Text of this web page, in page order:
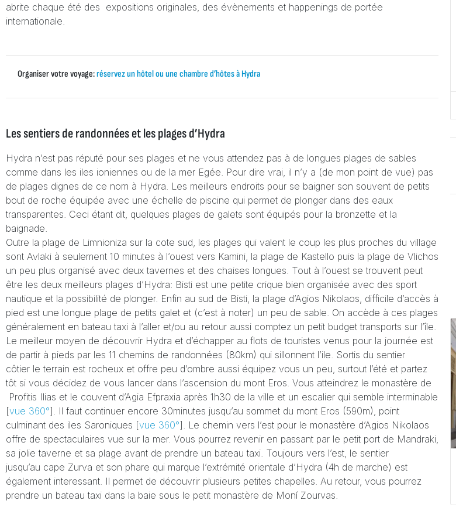
abrite chaque été des expositions originales, des évènements et happenings de portée
internationale.
Organiser votre voyage:réservez un hôtel ou une chambre d’hôtes à Hydra
Les sentiers de randonnées et les plages d’Hydra
Hydra n’est pas réputé pour ses plages et ne vous attendez pas à de longues plages de sables
comme dans les iles ioniennes ou de la mer Egée. Pour dire vrai, il n’y a (de mon point de vue) pas
de plages dignes de ce nom à Hydra. Les meilleurs endroits pour se baigner son souvent de petits
bout de roche équipée avec une échelle de piscine qui permet de plonger dans des eaux
transparentes. Ceci étant dit, quelques plages de galets sont équipés pour la bronzette et la
baignade.
Outre la plage de Limnioniza sur la cote sud, les plages qui valent le coup les plus proches du village
sont Avlaki à seulement 10 minutes à l’ouest vers Kamini, la plage de Kastello puis la plage de Vlichos
un peu plus organisé avec deux tavernes et des chaises longues. Tout à l’ouest se trouvent peut
être les deux meilleurs plages d’Hydra: Bisti est une petite crique bien organisée avec des sport
nautique et la possibilité de plonger. Enfin au sud de Bisti, la plage d’Agios Nikolaos, difficile d’accès à
pied est une longue plage de petits galet et (c’est à noter) un peu de sable. On accède à ces plages
généralement en bateau taxi à l’aller et/ou au retour aussi comptez un petit budget transports sur l’île.
Le meilleur moyen de découvrir Hydra et d’échapper au flots de touristes venus pour la journée est
de partir à pieds par les 11 chemins de randonnées (80km) qui sillonnent l’ile. Sortis du sentier
côtier le terrain est rocheux et offre peu d’ombre aussi équipez vous un peu, surtout l’été et partez
tôt si vous décidez de vous lancer dans l’ascension du mont Eros. Vous atteindrez le monastère de
Profitis Ilias et le couvent d’Agia Efpraxia après 1h30 de la ville et un escalier qui semble interminable
[vue 360°]. Il faut continuer encore 30minutes jusqu’au sommet du mont Eros (590m), point
culminant des iles Saroniques [vue 360°]. Le chemin vers l’est pour le monastère d’Agios Nikolaos
offre de spectaculaires vue sur la mer. Vous pourrez revenir en passant par le petit port de Mandraki,
sa jolie taverne et sa plage avant de prendre un bateau taxi. Toujours vers l’est, le sentier
jusqu’au cape Zurva et son phare qui marque l’extrémité orientale d’Hydra (4h de marche) est
également interessant. Il permet de découvrir plusieurs petites chapelles. Au retour, vous pourrez
prendre un bateau taxi dans la baie sous le petit monastère de Moní Zourvas.